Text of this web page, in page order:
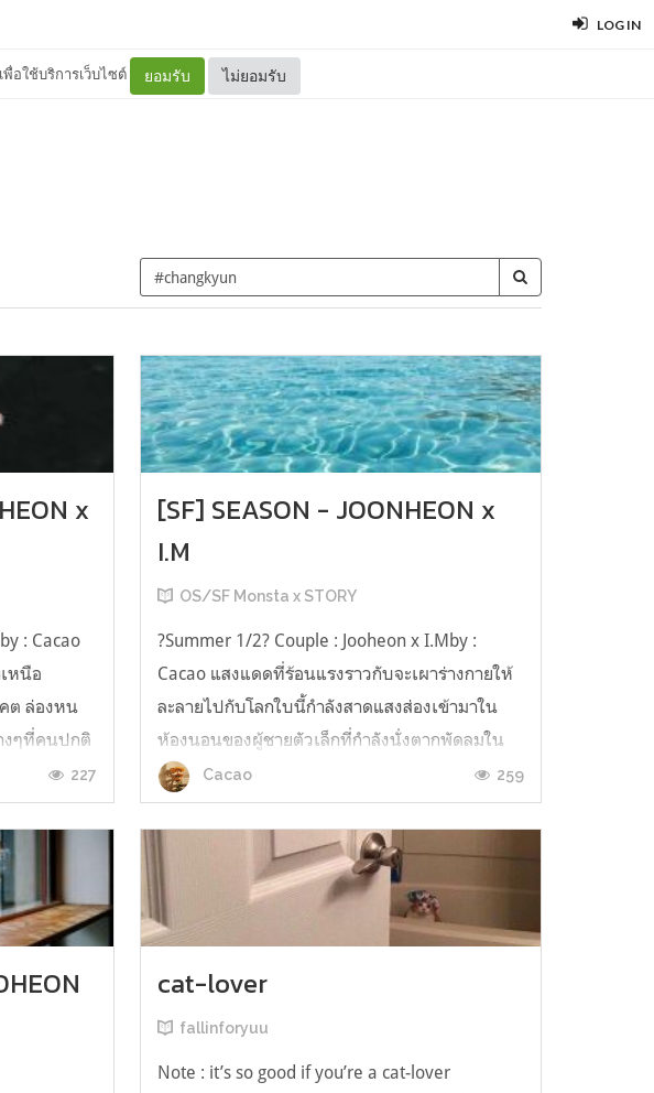
LOG IN
เพื่อใช้บริการเว็บไซต์ ยอมรับ ไม่ยอมรับ
x
: Cacao
หนือ
ต ล่องหน
งๆที่คนปกติ
ได้สิทธิ
อไม่ดีกัน
227
[SF] SEASON - JOONHEON x
I.M
OS/SF Monsta x STORY
?Summer 1/2? Couple : Jooheon x I.Mby :
Cacao แสงแดดที่ร้อนแรงราวกับจะเผาร่างกายให้
ละลายไปกับโลกใบนี้กำลังสาดแสงส่องเข้ามาใน
ห้องนอนของผู้ชายตัวเล็กที่กำลังนั่งตากพัดลมใน
ห้องพร้อมกับกระติกน้ำหนึ่งใบที่มีน้ำแข็งอยู่เต็ม
กระติก ถึงจะปิดเทอมหน้าร้อนแต่ก็ไม่ทำให้เขา
สามารถหลบความร้อนของดวงอาทิตย์ได้เ...
Cacao 259
cat-lover
fallinforyuu
Note : it’s so good if you’re a cat-lover